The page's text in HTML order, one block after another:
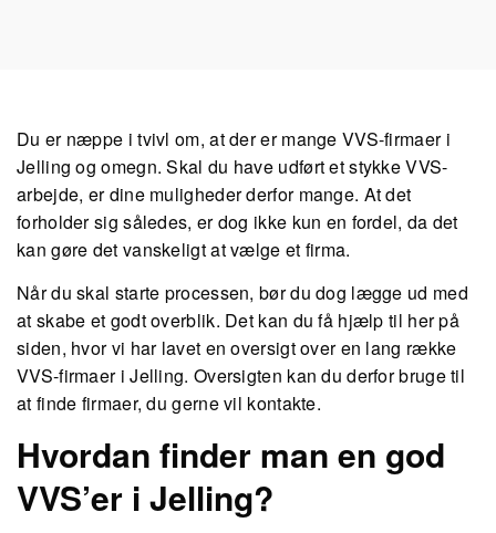
Du er næppe i tvivl om, at der er mange VVS-firmaer i
Jelling og omegn. Skal du have udført et stykke VVS-
arbejde, er dine muligheder derfor mange. At det
forholder sig således, er dog ikke kun en fordel, da det
kan gøre det vanskeligt at vælge et firma.
Når du skal starte processen, bør du dog lægge ud med
at skabe et godt overblik. Det kan du få hjælp til her på
siden, hvor vi har lavet en oversigt over en lang række
VVS-firmaer i Jelling. Oversigten kan du derfor bruge til
at finde firmaer, du gerne vil kontakte.
Hvordan finder man en god
VVS’er i Jelling?